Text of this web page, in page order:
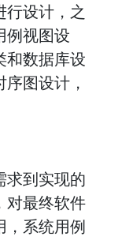
行设计，之
例视图设
和数据库设
图设计，
求到实现的
对最终软件
，系统用例